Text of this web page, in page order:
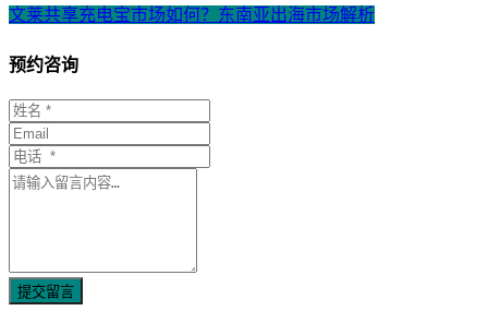
文莱共享充电宝市场如何？东南亚出海市场解析
预约咨询
提交留言